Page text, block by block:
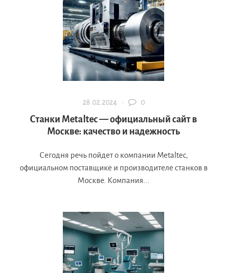
28.02.2024 · 0
Станки Metaltec — официальный сайт в
Москве: качество и надежность
Сегодня речь пойдет о компании Metaltec,
официальном поставщике и производителе станков в
Москве. Компания...